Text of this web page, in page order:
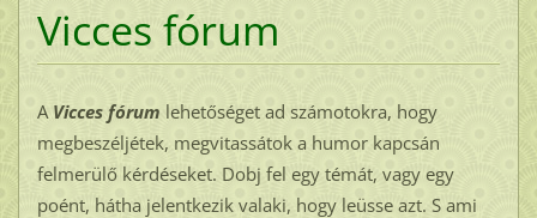
Vicces fórum
A Vicces fórum lehetőséget ad számotokra, hogy
megbeszéljétek, megvitassátok a humor kapcsán
felmerülő kérdéseket. Dobj fel egy témát, vagy egy
poént, hátha jelentkezik valaki, hogy leüsse azt. S ami